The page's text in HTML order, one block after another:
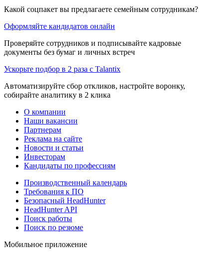
Какой соцпакет вы предлагаете семейным сотрудникам?
Оформляйте кандидатов онлайн
Проверяйте сотрудников и подписывайте кадровые
документы без бумаг и личных встреч
Ускорьте подбор в 2 раза с Talantix
Автоматизируйте сбор откликов, настройте воронку,
собирайте аналитику в 2 клика
О компании
Наши вакансии
Партнерам
Реклама на сайте
Новости и статьи
Инвесторам
Кандидаты по профессиям
Производственный календарь
Требования к ПО
Безопасный HeadHunter
HeadHunter API
Поиск работы
Поиск по резюме
Мобильное приложение